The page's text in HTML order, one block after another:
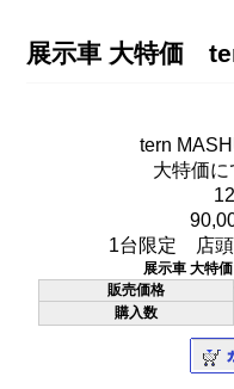
展示車 大特価
tern
大特価に
1台限定 店頭
展示車 大特
販売価格
購入数